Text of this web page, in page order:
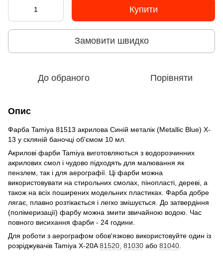
Купити
Замовити швидко
До обраного Порівняти
Опис
Фарба Tamiya 81513 акрилова Синій металік (Metallic Blue) X-
13 у скляній баночці об'ємом 10 мл.
Акрилові фарби Tamiya виготовляються з водорозчинних
акрилових смол і чудово підходять для малювання як
пензлем, так і для аерографії. Ці фарби можна
використовувати на стирольних смолах, пінопласті, дереві, а
також на всіх поширених модельних пластиках. Фарба добре
лягає, плавно розтікається і легко змішується. До затвердіння
(полімеризації) фарбу можна змити звичайною водою. Час
повного висихання фарби - 24 години.
Для роботи з аерографом обов'язково використовуйте один із
розріджувачів Tamiya X-20A81520, 81030 або 81040